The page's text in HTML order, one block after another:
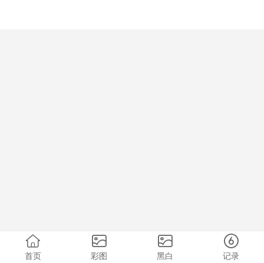
首页 彩图 黑白 记录